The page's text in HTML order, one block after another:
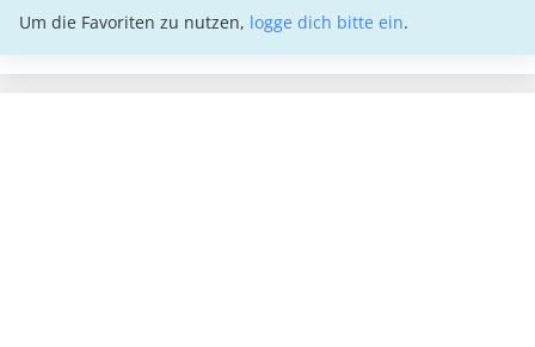
Um die Favoriten zu nutzen, logge dich bitte ein.